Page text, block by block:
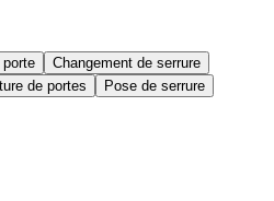
porte
Changement de serrure
de portes
Pose de serrure